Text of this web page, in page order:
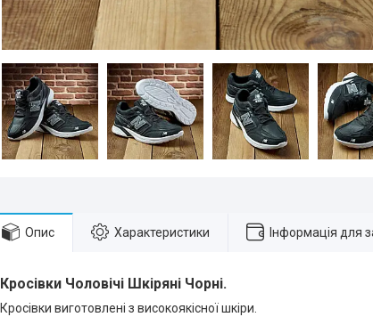
Опис Характеристики Інформація для
Кросівки Чоловічі Шкіряні Чорні.
Кросівки виготовлені з високоякісної шкіри.